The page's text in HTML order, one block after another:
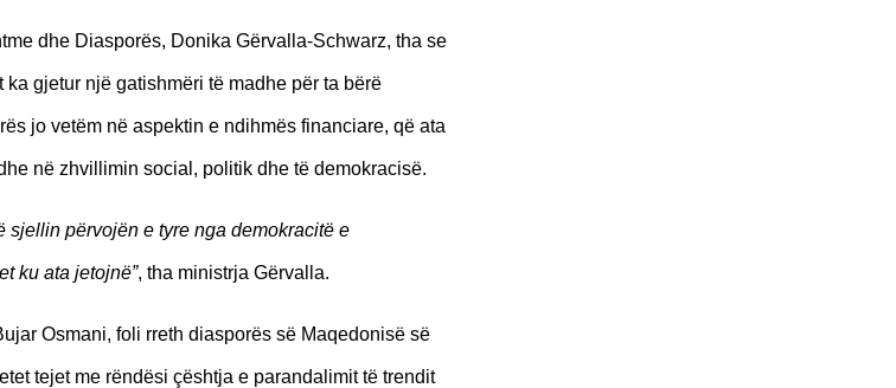
dhe Diasporës, Donika Gërvalla-Schwarz, tha se
gjetur një gatishmëri të madhe për ta bërë
jo vetëm në aspektin e ndihmës financiare, që ata
në zhvillimin social, politik dhe të demokracisë.
sjellin përvojën e tyre nga demokracitë e
ku ata jetojnë”, tha ministrja Gërvalla.
Osmani, foli rreth diasporës së Maqedonisë së
tejet me rëndësi çështja e parandalimit të trendit